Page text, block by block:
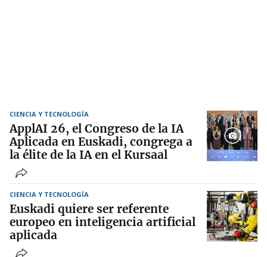
CIENCIA Y TECNOLOGÍA
ApplAI 26, el Congreso de la IA
Aplicada en Euskadi, congrega a
la élite de la IA en el Kursaal
CIENCIA Y TECNOLOGÍA
Euskadi quiere ser referente
europeo en inteligencia artificial
aplicada